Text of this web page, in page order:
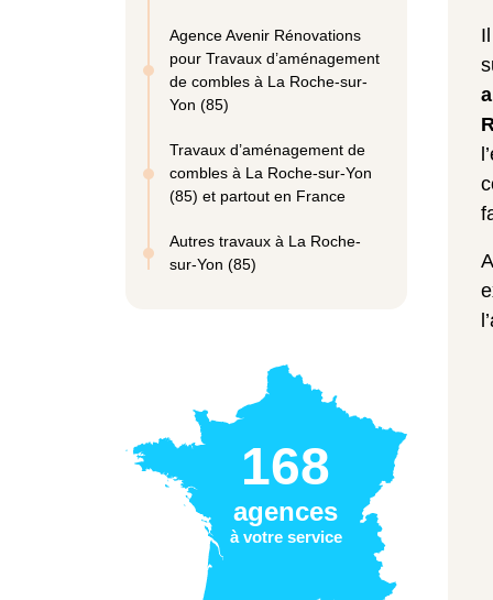
Agence Avenir Rénovations
pour Travaux d’aménagement
de combles à La Roche-sur-
Yon (85)
Travaux d’aménagement de
combles à La Roche-sur-Yon
(85) et partout en France
Autres travaux à La Roche-
sur-Yon (85)
168
agences
à votre service